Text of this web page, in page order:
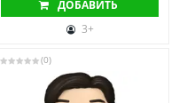
ДОБАВИТЬ
3+
(0)